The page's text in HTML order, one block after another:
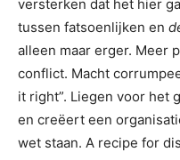
versterken dat het hier
tussen fatsoenlijken en
alleen maar erger. Meer
conflict. Macht
it right”. Liegen voor het
en creëert een
wet staan. A recipe for